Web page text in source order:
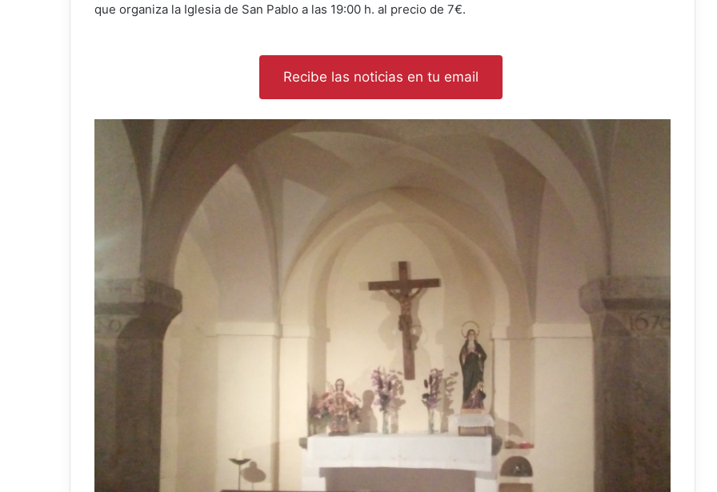
que organiza la Iglesia de San Pablo a las 19:00 h. al precio de 7€.
Recibe las noticias en tu email